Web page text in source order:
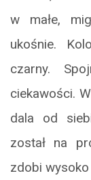
w małe,
ukośnie.
czarny.
ciekawości.
dala od
został na
zdobi